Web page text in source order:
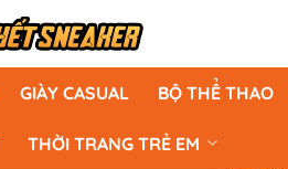
GIÀY CASUAL BỘ THỂ THAO
THỜI TRANG TRẺ EM